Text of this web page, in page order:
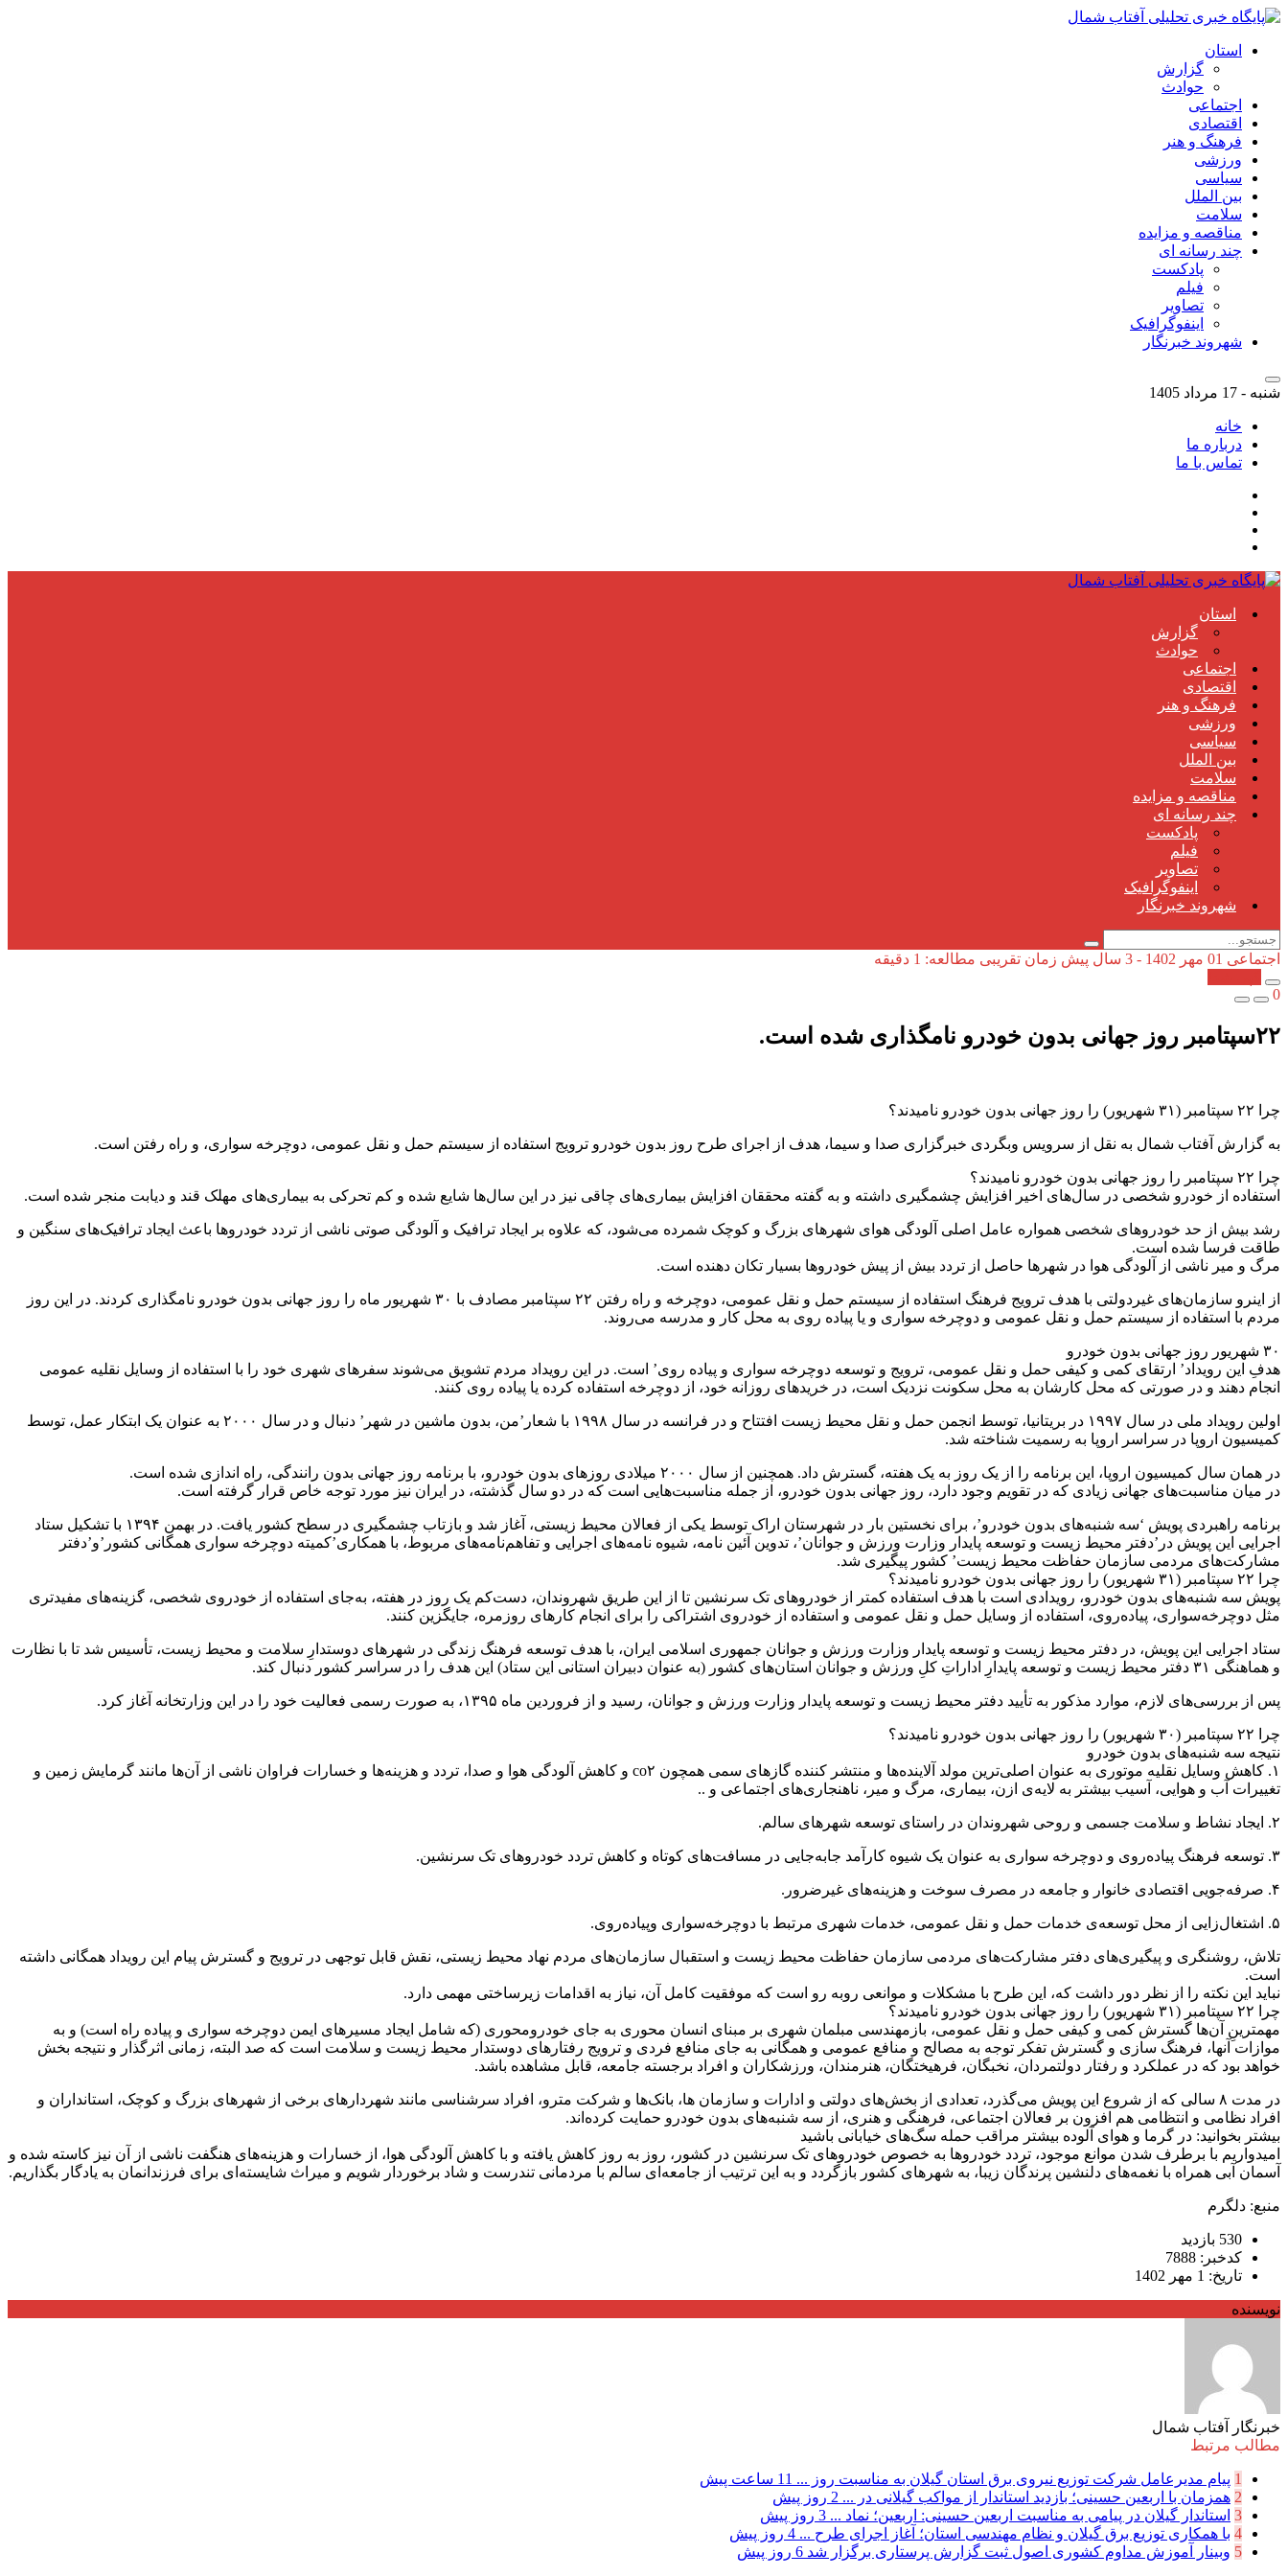
استان
گزارش
حوادث
اجتماعی
اقتصادی
فرهنگ و هنر
ورزشی
سیاسی
بین الملل
سلامت
مناقصه و مزایده
چند رسانه ای
پادکست
فیلم
تصاویر
اینفوگرافیک
شهروند خبرنگار
شنبه - 17 مرداد 1405
خانه
درباره ما
تماس با ما
استان
گزارش
حوادث
اجتماعی
اقتصادی
فرهنگ و هنر
ورزشی
سیاسی
بین الملل
سلامت
مناقصه و مزایده
چند رسانه ای
پادکست
فیلم
تصاویر
اینفوگرافیک
شهروند خبرنگار
اجتماعی 01 مهر 1402 - 3 سال پیش
زمان تقریبی مطالعه: 1 دقیقه
0
۲۲سپتامبر روز جهانی بدون خودرو نامگذاری شده است.
چرا ۲۲ سپتامبر (۳۱ شهریور) را روز جهانی بدون خودرو نامیدند؟
به گزارش آفتاب شمال به نقل از سرویس وبگردی خبرگزاری صدا و سیما، هدف از اجرای طرح روز بدون خودرو ترویج استفاده از سیستم حمل و نقل عمومی، دوچرخه سواری، و راه رفتن است.
چرا ۲۲ سپتامبر را روز جهانی بدون خودرو نامیدند؟
استفاده از خودرو شخصی در سال‌های اخیر افزایش چشمگیری داشته و به گفته محققان افزایش بیماری‌های چاقی نیز در این سال‌ها شایع شده و کم تحرکی به بیماری‌های مهلک قند و دیابت منجر شده است.
رشد بیش از حد خودرو‌های شخصی همواره عامل اصلی آلودگی هوای شهر‌های بزرگ و کوچک شمرده می‌شود، که علاوه بر ایجاد ترافیک و آلودگی صوتی ناشی از تردد خودرو‌ها باعث ایجاد ترافیک‌های سنگین و
طاقت فرسا شده است.
مرگ و میر ناشی از آلودگی هوا در شهر‌ها حاصل از تردد بیش از پیش خودرو‌ها بسیار تکان دهنده است.
از اینرو سازمان‌های غیردولتی با هدف ترویج فرهنگ استفاده از سیستم حمل و نقل عمومی، دوچرخه و راه رفتن ۲۲ سپتامبر مصادف با ۳۰ شهریور ماه را روز جهانی بدون خودرو نامگذاری کردند. در این روز
مردم با استفاده از سیستم حمل و نقل عمومی و دوچرخه سواری و یا پیاده روی به محل کار و مدرسه می‌روند.
۳۰ شهریور روز جهانی بدون خودرو
هدفِ این رویداد’ ارتقای کمی و کیفی حمل و نقل عمومی، ترویج و توسعه دوچرخه سواری و پیاده روی’ است. در این رویداد مردم تشویق می‌شوند سفر‌های شهری خود را با استفاده از وسایل نقلیه عمومی
انجام دهند و در صورتی که محل کارشان به محل سکونت نزدیک است، در خرید‌های روزانه خود، از دوچرخه استفاده کرده یا پیاده روی کنند.
اولین رویداد ملی در سال ۱۹۹۷ در بریتانیا، توسط انجمن حمل و نقل محیط زیست افتتاح و در فرانسه در سال ۱۹۹۸ با شعار’من، بدون ماشین در شهر’ دنبال و در سال ۲۰۰۰ به عنوان یک ابتکار عمل، توسط
کمیسیون اروپا در سراسر اروپا به رسمیت شناخته شد.
در همان سال کمیسیون اروپا، این برنامه را از یک روز به یک هفته، گسترش داد. همچنین از سال ۲۰۰۰ میلادی روز‌های بدون خودرو، با برنامه روز جهانی بدون رانندگی، راه اندازی شده است.
در میان مناسبت‌های جهانی زیادی که در تقویم وجود دارد، روز جهانی بدون خودرو، از جمله مناسبت‌هایی است که در دو سال گذشته، در ایران نیز مورد توجه خاص قرار گرفته است.
برنامه راهبردی پویش ‘سه شنبه‌های بدون خودرو’، برای نخستین بار در شهرستان اراک توسط یکی از فعالان محیط زیستی، آغاز شد و بازتاب چشمگیری در سطح کشور یافت. در بهمن ۱۳۹۴ با تشکیل ستاد
اجرایی این پویش در’دفتر محیط زیست و توسعه پایدار وزارت ورزش و جوانان’، تدوین آئین نامه، شیوه نامه‌های اجرایی و تفاهم‌نامه‌های مربوط، با همکاری’کمیته دوچرخه سواری همگانی کشور’و’دفتر
مشارکت‌های مردمی سازمان حفاظت محیط زیست’ کشور پیگیری شد.
چرا ۲۲ سپتامبر (۳۱ شهریور) را روز جهانی بدون خودرو نامیدند؟
پویش سه شنبه‌های بدون خودرو، رویدادی است با هدف استفاده کمتر از خودرو‌های تک سرنشین تا از این طریق شهروندان، دست‌کم یک روز در هفته، به‌جای استفاده از خودروی شخصی، گزینه‌های مفیدتری
مثل دوچرخه‌سواری، پیاده‌روی، استفاده از وسایل حمل و نقل عمومی و استفاده از خودروی اشتراکی را برای انجام کار‌های روزمره، جایگزین کنند.
ستاد اجرایی این پویش، در دفتر محیط زیست و توسعه پایدار وزارت ورزش و جوانان جمهوری اسلامی ایران، با هدف توسعه فرهنگ زندگی در شهر‌های دوستدارِ سلامت و محیط زیست، تأسیس شد تا با نظارت
و هماهنگی ۳۱ دفتر محیط زیست و توسعه پایدارِ اداراتِ کلِ ورزش و جوانان استان‌های کشور (به عنوان دبیران استانی این ستاد) این هدف را در سراسر کشور دنبال کند.
پس از بررسی‌های لازم، موارد مذکور به تأیید دفتر محیط زیست و توسعه پایدار وزارت ورزش و جوانان، رسید و از فروردین ماه ۱۳۹۵، به صورت رسمی فعالیت خود را در این وزارتخانه آغاز کرد.
چرا ۲۲ سپتامبر (۳۰ شهریور) را روز جهانی بدون خودرو نامیدند؟
نتیجه سه شنبه‌های بدون خودرو
۱. کاهش وسایل نقلیه موتوری به عنوان اصلی‌ترین مولد آلاینده‌ها و منتشر کننده گاز‌های سمی همچون co۲ و کاهش آلودگی هوا و صدا، تردد و هزینه‌ها و خسارات فراوان ناشی از آن‌ها مانند گرمایش زمین و
تغییرات آب و هوایی، آسیب بیشتر به لایه‌ی ازن، بیماری، مرگ و میر، ناهنجاری‌های اجتماعی و ..
۲. ایجاد نشاط و سلامت جسمی و روحی شهروندان در راستای توسعه شهر‌های سالم.
۳. توسعه فرهنگ پیاده‌روی و دوچرخه سواری به عنوان یک شیوه کارآمد جابه‌جایی در مسافت‌های کوتاه و کاهش تردد خودرو‌های تک سرنشین.
۴. صرفه‌جویی اقتصادی خانوار و جامعه در مصرف سوخت و هزینه‌های غیرضرور.
۵. اشتغال‌زایی از محل توسعه‌ی خدمات حمل و نقل عمومی، خدمات شهری مرتبط با دوچرخه‌سواری وپیاده‌روی.
تلاش، روشنگری و پیگیری‌های دفتر مشارکت‌های مردمی سازمان حفاظت محیط زیست و استقبال سازمان‌های مردم نهاد محیط زیستی، نقش قابل توجهی در ترویج و گسترش پیام این رویداد همگانی داشته
است.
نباید این نکته را از نظر دور داشت که، این طرح با مشکلات و موانعی روبه رو است که موفقیت کامل آن، نیاز به اقدامات زیرساختی مهمی دارد.
چرا ۲۲ سپتامبر (۳۱ شهریور) را روز جهانی بدون خودرو نامیدند؟
مهمترینِ آن‌ها گسترش کمی و کیفی حمل و نقل عمومی، بازمهندسی مبلمان شهری بر مبنای انسان محوری به جای خودرومحوری (که شامل ایجاد مسیر‌های ایمن دوچرخه سواری و پیاده راه است) و به
موازات آنها، فرهنگ سازی و گسترش تفکر توجه به مصالح و منافع عمومی و همگانی به جای منافع فردی و ترویج رفتار‌های دوستدار محیط زیست و سلامت است که صد البته، زمانی اثرگذار و نتیجه بخش
خواهد بود که در عملکرد و رفتار دولتمردان، نخبگان، فرهیختگان، هنرمندان، ورزشکاران و افراد برجسته جامعه، قابل مشاهده باشد.
در مدت ۸ سالی که از شروع این پویش می‌گذرد، تعدادی از بخش‌های دولتی و ادارات و سازمان ها، بانک‌ها و شرکت مترو، افراد سرشناسی مانند شهردار‌های برخی از شهر‌های بزرگ و کوچک، استانداران و
افراد نظامی و انتظامی هم افزون بر فعالان اجتماعی، فرهنگی و هنری، از سه شنبه‌های بدون خودرو حمایت کرده‌اند.
بیشتر بخوانید: در گرما و هوای آلوده بیشتر مراقب حمله سگ‌های خیابانی باشید
امیدواریم با برطرف شدن موانع موجود، تردد خودرو‌ها به خصوص خودرو‌های تک سرنشین در کشور، روز به روز کاهش یافته و با کاهش آلودگی هوا، از خسارات و هزینه‌های هنگفت ناشی از آن نیز کاسته شده و
آسمان آبی همراه با نغمه‌های دلنشین پرندگان زیبا، به شهر‌های کشور بازگردد و به این ترتیب از جامعه‌ای سالم با مردمانی تندرست و شاد برخوردار شویم و میراث شایسته‌ای برای فرزندانمان به یادگار بگذاریم.
منبع: دلگرم
530 بازدید
کدخبر: 7888
تاریخ: 1 مهر 1402
نویسنده
خبرنگار آفتاب شمال
مطالب مرتبط
1 پیام مدیرعامل شركت توزیع نیروی برق استان گیلان به مناسبت روز ... 11 ساعت پیش
2 همزمان با اربعین حسینی؛ بازدید استاندار از مواکب گیلانی در ... 2 روز پیش
3 استاندار گیلان در پیامی به مناسبت اربعین حسینی: اربعین؛ نماد ... 3 روز پیش
4 با همکاری توزیع برق گیلان و نظام مهندسی استان؛ آغاز اجرای طرح ... 4 روز پیش
5 وبینار آموزش مداوم کشوری اصول ثبت گزارش پرستاری برگزار شد 6 روز پیش